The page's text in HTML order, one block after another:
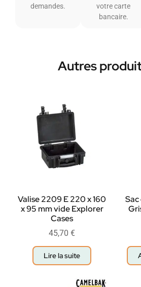
demandes.
votre carte
bancaire.
Autres
Valise 2209 E 220 x 160
x 95 mm vide Explorer
Cases
45,70 €
Lire la suite
Sac